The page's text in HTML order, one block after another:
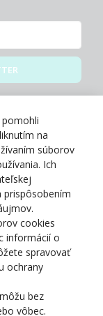
na
súborov
Ich
prispôsobením
cookies
informácií o
spravovať
ochrany
bez
vôbec.